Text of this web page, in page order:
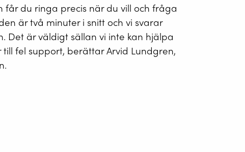
får du ringa precis när du vill och fråga
är två minuter i snitt och vi svarar
Det är väldigt sällan vi inte kan hjälpa
fel support, berättar Arvid Lundgren,